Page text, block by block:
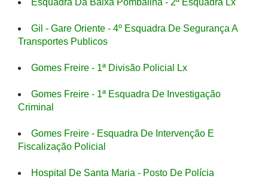
Esquadra Da Baixa Pombalina - 2ª Esquadra Lx
Gil - Gare Oriente - 4º Esquadra De Segurança A
Transportes Publicos
Gomes Freire - 1ª Divisão Policial Lx
Gomes Freire - 1ª Esquadra De Investigação
Criminal
Gomes Freire - Esquadra De Intervenção E
Fiscalização Policial
Hospital De Santa Maria - Posto De Polícia